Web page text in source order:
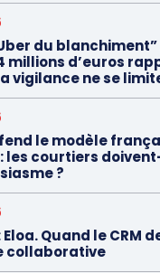
du
millions d’euros
vigilance ne se
le modèle
les courtiers
?
Quand le CRM
collaborative